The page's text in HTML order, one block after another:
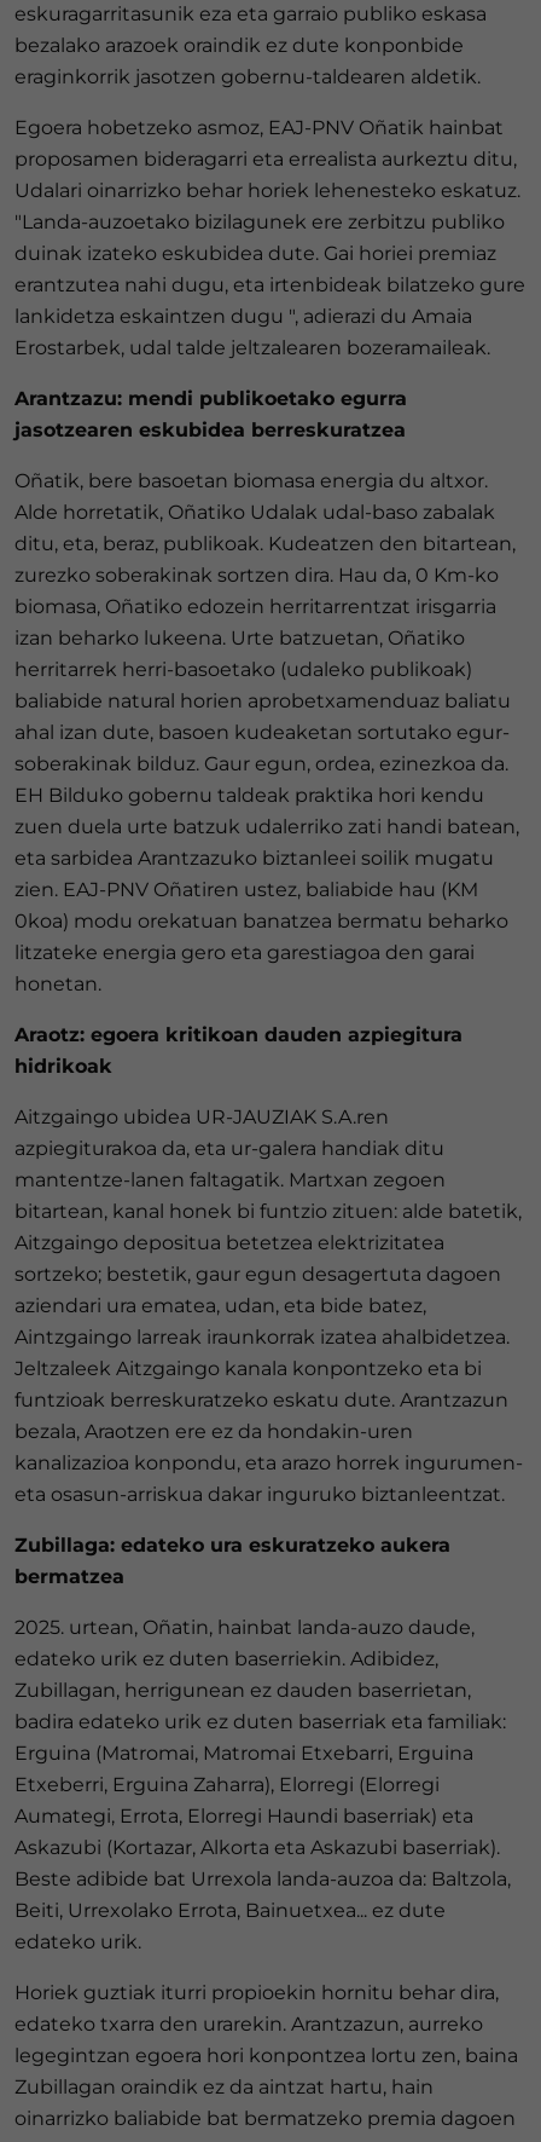
eskuragarritasunik eza eta garraio publiko eskasa
bezalako arazoek oraindik ez dute konponbide
eraginkorrik jasotzen gobernu-taldearen aldetik.
Egoera hobetzeko asmoz, EAJ-PNV Oñatik hainbat
proposamen bideragarri eta errealista aurkeztu ditu,
Udalari oinarrizko behar horiek lehenesteko eskatuz.
"Landa-auzoetako bizilagunek ere zerbitzu publiko
duinak izateko eskubidea dute. Gai horiei premiaz
erantzutea nahi dugu, eta irtenbideak bilatzeko gure
lankidetza eskaintzen dugu ", adierazi du Amaia
Erostarbek, udal talde jeltzalearen bozeramaileak.
Arantzazu: mendi publikoetako egurra
jasotzearen eskubidea berreskuratzea
Oñatik, bere basoetan biomasa energia du altxor.
Alde horretatik, Oñatiko Udalak udal-baso zabalak
ditu, eta, beraz, publikoak. Kudeatzen den bitartean,
zurezko soberakinak sortzen dira. Hau da, 0 Km-ko
biomasa, Oñatiko edozein herritarrentzat irisgarria
izan beharko lukeena. Urte batzuetan, Oñatiko
herritarrek herri-basoetako (udaleko publikoak)
baliabide natural horien aprobetxamenduaz baliatu
ahal izan dute, basoen kudeaketan sortutako egur-
soberakinak bilduz. Gaur egun, ordea, ezinezkoa da.
EH Bilduko gobernu taldeak praktika hori kendu
zuen duela urte batzuk udalerriko zati handi batean,
eta sarbidea Arantzazuko biztanleei soilik mugatu
zien. EAJ-PNV Oñatiren ustez, baliabide hau (KM
0koa) modu orekatuan banatzea bermatu beharko
litzateke energia gero eta garestiagoa den garai
honetan.
Araotz: egoera kritikoan dauden azpiegitura
hidrikoak
Aitzgaingo ubidea UR-JAUZIAK S.A.ren
azpiegiturakoa da, eta ur-galera handiak ditu
mantentze-lanen faltagatik. Martxan zegoen
bitartean, kanal honek bi funtzio zituen: alde batetik,
Aitzgaingo depositua betetzea elektrizitatea
sortzeko; bestetik, gaur egun desagertuta dagoen
aziendari ura ematea, udan, eta bide batez,
Aintzgaingo larreak iraunkorrak izatea ahalbidetzea.
Jeltzaleek Aitzgaingo kanala konpontzeko eta bi
funtzioak berreskuratzeko eskatu dute. Arantzazun
bezala, Araotzen ere ez da hondakin-uren
kanalizazioa konpondu, eta arazo horrek ingurumen-
eta osasun-arriskua dakar inguruko biztanleentzat.
Zubillaga: edateko ura eskuratzeko aukera
bermatzea
2025. urtean, Oñatin, hainbat landa-auzo daude,
edateko urik ez duten baserriekin. Adibidez,
Zubillagan, herrigunean ez dauden baserrietan,
badira edateko urik ez duten baserriak eta familiak:
Erguina (Matromai, Matromai Etxebarri, Erguina
Etxeberri, Erguina Zaharra), Elorregi (Elorregi
Aumategi, Errota, Elorregi Haundi baserriak) eta
Askazubi (Kortazar, Alkorta eta Askazubi baserriak).
Beste adibide bat Urrexola landa-auzoa da: Baltzola,
Beiti, Urrexolako Errota, Bainuetxea... ez dute
edateko urik.
Horiek guztiak iturri propioekin hornitu behar dira,
edateko txarra den urarekin. Arantzazun, aurreko
legegintzan egoera hori konpontzea lortu zen, baina
Zubillagan oraindik ez da aintzat hartu, hain
oinarrizko baliabide bat bermatzeko premia dagoen